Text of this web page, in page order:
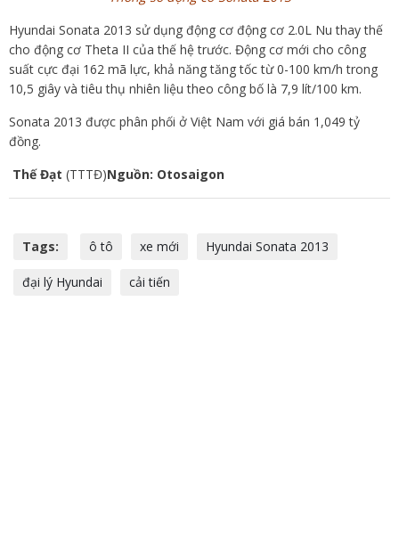
Hyundai Sonata 2013 sử dụng động cơ động cơ 2.0L Nu thay thế
cho động cơ Theta II của thế hệ trước. Động cơ mới cho công
suất cực đại 162 mã lực, khả năng tăng tốc từ 0-100 km/h trong
10,5 giây và tiêu thụ nhiên liệu theo công bố là 7,9 lít/100 km.
Sonata 2013 được phân phối ở Việt Nam với giá bán 1,049 tỷ
đồng.
Thế Đạt (TTTĐ)Nguồn: Otosaigon
Tags: ô tô xe mới Hyundai Sonata 2013
đại lý Hyundai cải tiến